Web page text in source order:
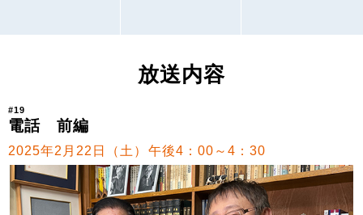
放送内容
#19
電話 前編
2025年2月22日（土）午後4：00～4：30